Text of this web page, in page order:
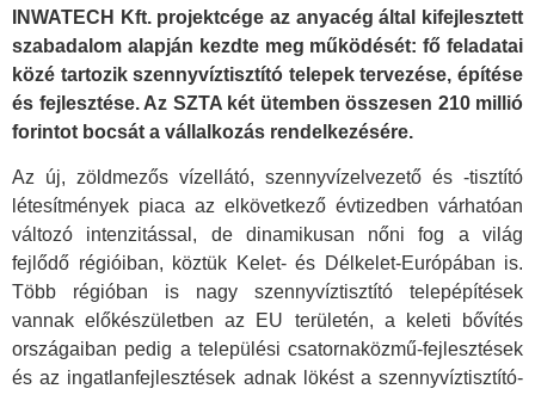
INWATECH Kft. projektcége az anyacég által kifejlesztett
szabadalom alapján kezdte meg működését: fő feladatai
közé tartozik szennyvíztisztító telepek tervezése, építése
és fejlesztése. Az SZTA két ütemben összesen 210 millió
forintot bocsát a vállalkozás rendelkezésére.
Az új, zöldmezős vízellátó, szennyvízelvezető és -tisztító
létesítmények piaca az elkövetkező évtizedben várhatóan
változó intenzitással, de dinamikusan nőni fog a világ
fejlődő régióiban, köztük Kelet- és Délkelet-Európában is.
Több régióban is nagy szennyvíztisztító telepépítések
vannak előkészületben az EU területén, a keleti bővítés
országaiban pedig a települési csatornaközmű-fejlesztések
és az ingatlanfejlesztések adnak lökést a szennyvíztisztító-